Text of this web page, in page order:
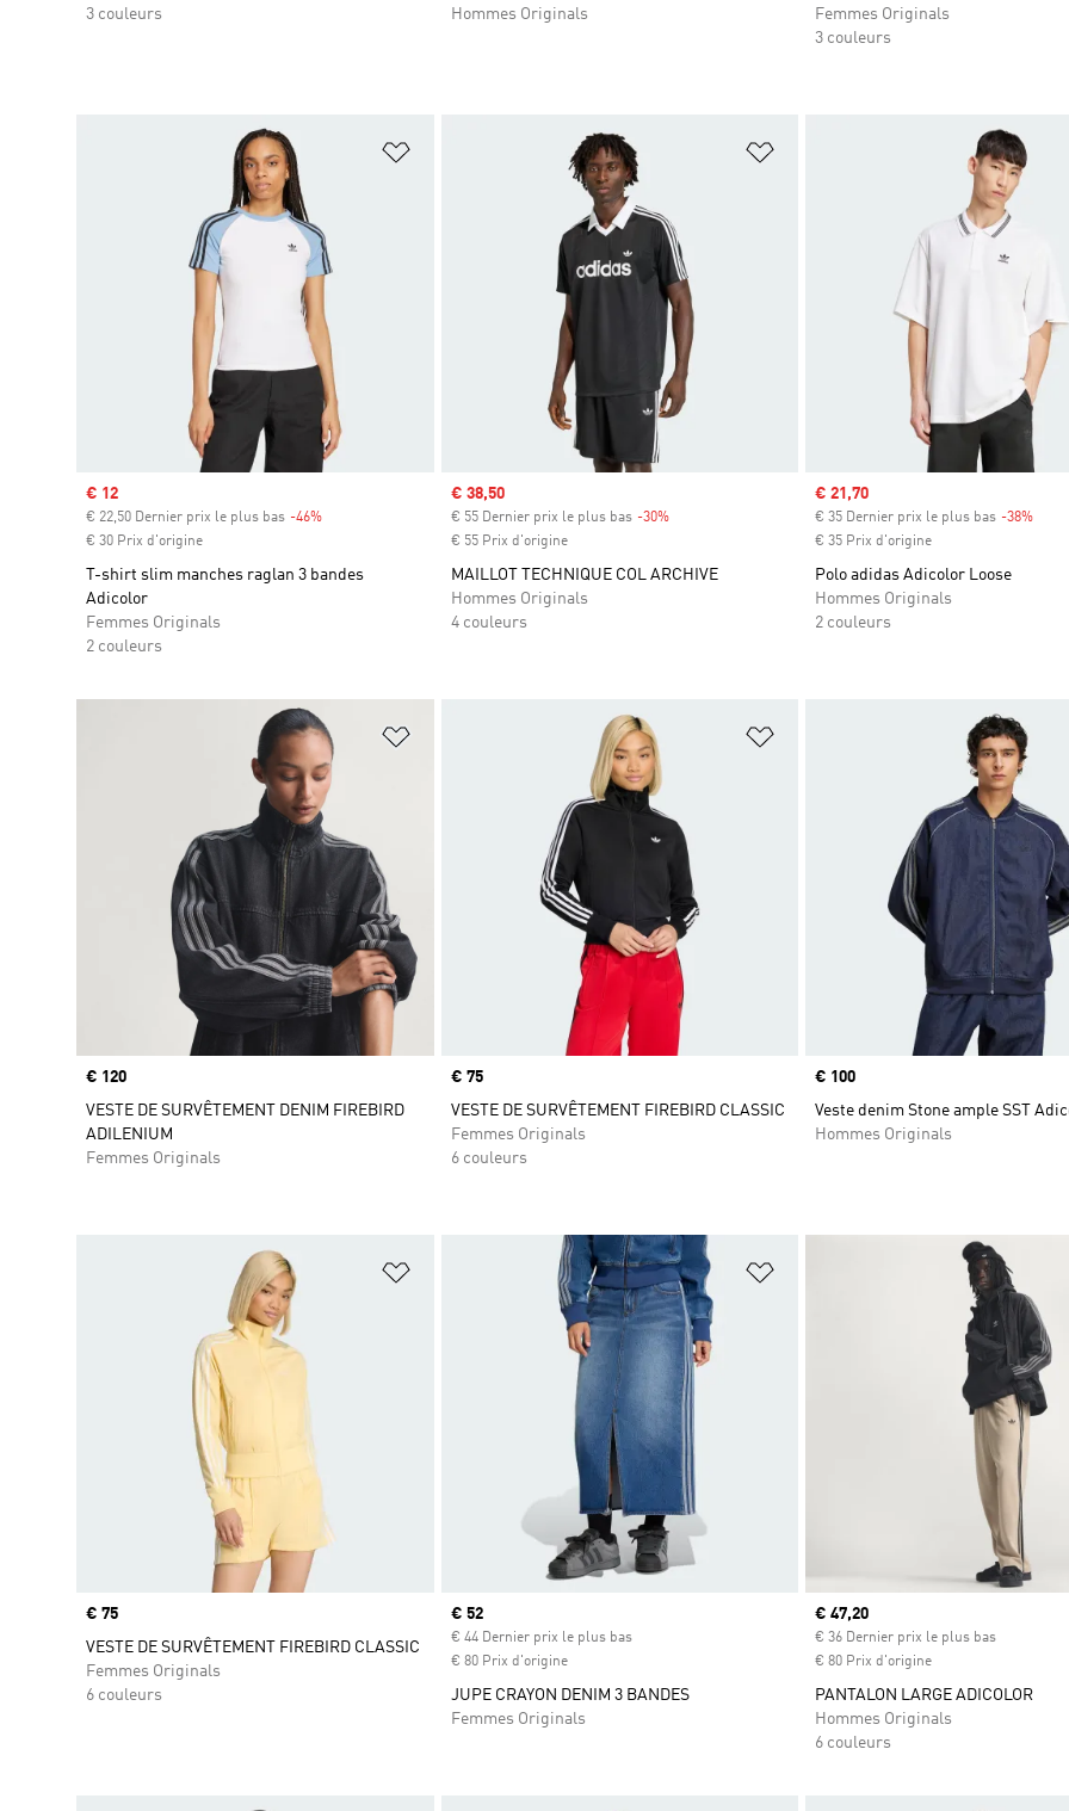
3 couleurs
Hommes Originals
Femmes Originals
3 couleurs
Ajouter à la Liste de produits favoris
Prix soldé
€ 12
€ 22,50 Dernier prix le plus bas -46%
€ 30 Prix d'origine
T-shirt slim manches raglan 3 bandes
Adicolor
Femmes Originals
2 couleurs
Ajouter à la Liste de produits
Prix soldé
€ 38,50
€ 55 Dernier prix le plus bas -30%Rabais
€ 55 Prix d'origine
MAILLOT TECHNIQUE COL ARCHIVE
Hommes Originals
4 couleurs
Prix soldé
€ 21,70
€ 35 Dernier prix le plus bas -38%
€ 35 Prix d'origine
Polo adidas Adicolor Loose
Hommes Originals
2 couleurs
Ajouter à la Liste de produits favoris
Prix
€ 120
VESTE DE SURVÊTEMENT DENIM FIREBIRD
ADILENIUM
Femmes Originals
Ajouter à la Liste de produits
Prix
€ 75
VESTE DE SURVÊTEMENT FIREBIRD CLASSIC
Femmes Originals
6 couleurs
Prix
€ 100
Veste denim Stone ample SST
Hommes Originals
Ajouter à la Liste de produits favoris
Prix
€ 75
VESTE DE SURVÊTEMENT FIREBIRD CLASSIC
Femmes Originals
6 couleurs
Ajouter à la Liste de produits
Prix actuel
€ 52
€ 44 Dernier prix le plus bas
€ 80 Prix d'origine
JUPE CRAYON DENIM 3 BANDES
Femmes Originals
Prix actuel
€ 47,20
€ 36 Dernier prix le plus bas
€ 80 Prix d'origine
PANTALON LARGE ADICOLOR
Hommes Originals
6 couleurs